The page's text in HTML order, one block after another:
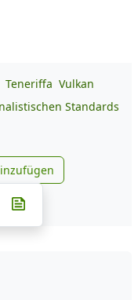
Teneriffa Vulkan
Standards
zu Google
Whatsapp
auf Telegram
teilen
auf X